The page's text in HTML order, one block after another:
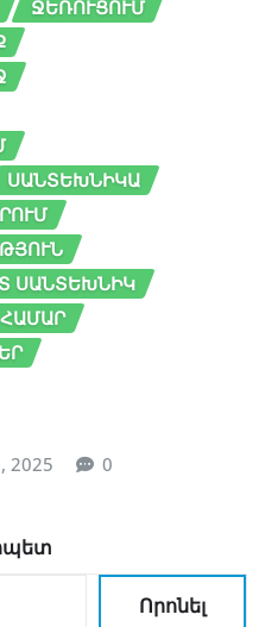
ՋԵՌՈՒՑՈՒՄ
ՍԱՆՏԵԽՆԻԿԱ
ՍԱՆՏԵԽՆԻԿ
2025 0
Որոնել